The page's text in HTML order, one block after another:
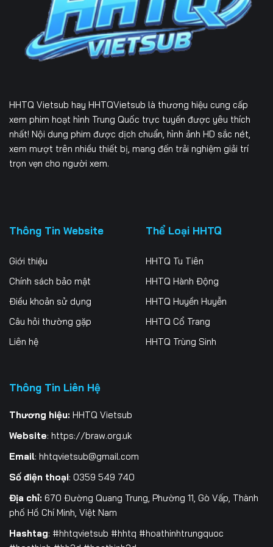
Tập 226 Tập 227 Tập 228
Tập 229 Tập 230
Tập 232
HHTQ Vietsub hay HHTQVietsub là thương hiệu cung cấp
xem phim hoạt hình Trung Quốc trực tuyến được yêu thích
nhất! Nội dung phim được dịch chuẩn, hình ảnh HD sắc nét,
xem mượt trên nhiều thiết bị, mang đến trải nghiệm giải trí
trọn vẹn cho người xem.
Thông Tin Website
Giới thiệu
Chính sách bảo mật
Điều khoản sử dụng
Câu hỏi thường gặp
Liên hệ
Thể Loại HHTQ
HHTQ Tu Tiên
HHTQ Hành Động
HHTQ Huyền Huyễn
HHTQ Cổ Trang
HHTQ Trùng Sinh
Thông Tin Liên Hệ
Thương hiệu: HHTQ Vietsub
Website: https://braw.org.uk
Email: hhtqvietsub@gmail.com
Số điện thoại: 0359 549 740
Địa chỉ: 670 Đường Quang Trung, Phường 11, Gò Vấp, Thành
phố Hồ Chí Minh, Việt Nam
Hashtag: #hhtqvietsub #hhtq #hoathinhtrungquoc